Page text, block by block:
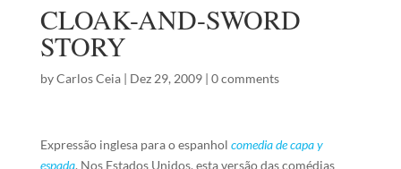
CLOAK-AND-SWORD
STORY
byCarlos Ceia| Dez 29, 2009| 0 comments
Expressão inglesa para o espanhol comedia de capa y
espada. Nos Estados Unidos, esta versão das comédias